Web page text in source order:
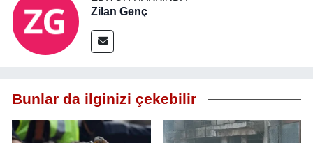
Zilan Genç
Bunlar da ilginizi çekebilir